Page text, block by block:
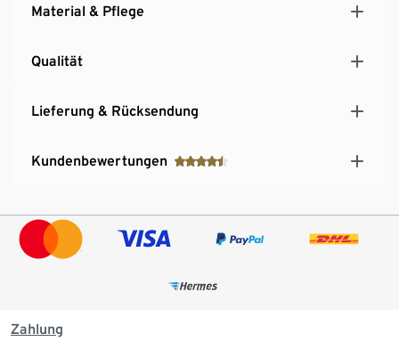
Material & Pflege
Qualität
Lieferung & Rücksendung
Kundenbewertungen
Zahlung